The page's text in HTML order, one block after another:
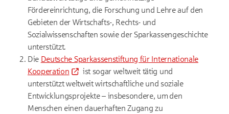
Fördereinrichtung, die Forschung und Lehre auf den
Gebieten der Wirtschafts-, Rechts- und
Sozialwissenschaften sowie der Sparkassengeschichte
unterstützt.
Die Deutsche Sparkassenstiftung für Internationale
Kooperation
ist sogar weltweit tätig und
unterstützt weltweit wirtschaftliche und soziale
Entwicklungsprojekte – insbesondere, um den
Menschen einen dauerhaften Zugang zu